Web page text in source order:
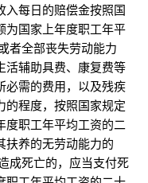
入每日的赔偿金按照国
为国家上年度职工年平
全部丧失劳动能力
活辅助具费、康复费等
必需的费用，以及残疾
的程度，按照国家规定
度职工年平均工资的二
扶养的无劳动能力的
死亡的，应当支付死